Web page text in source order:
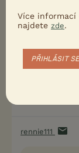
http://
sti-vreteni-
rennie111
Více informací
najdete zde.
PŘIHLÁSIT